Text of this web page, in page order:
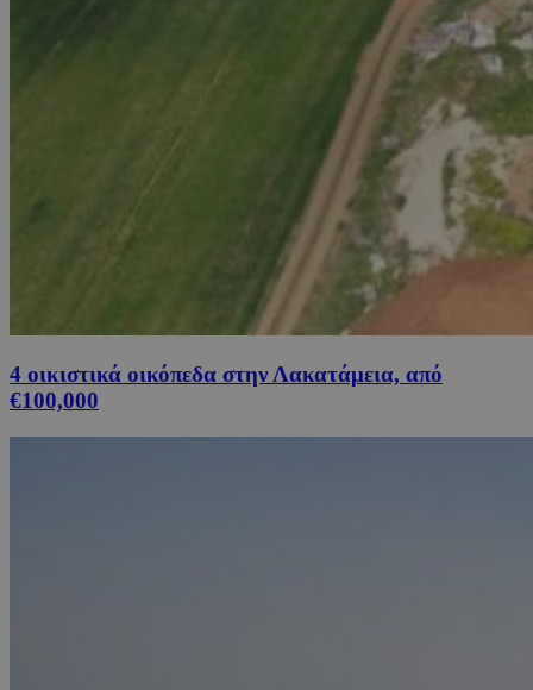
4 οικιστικά οικόπεδα στην Λακατάμεια, από
€100,000